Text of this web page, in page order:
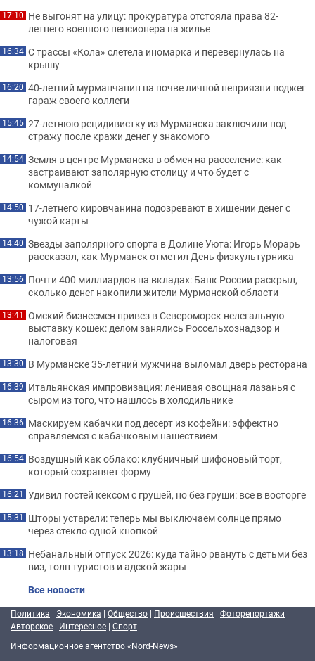
17:10 Не выгонят на улицу: прокуратура отстояла права 82-
летнего военного пенсионера на жилье
16:34 С трассы «Кола» слетела иномарка и перевернулась на
крышу
16:20 40-летний мурманчанин на почве личной неприязни поджег
гараж своего коллеги
15:45 27-летнюю рецидивистку из Мурманска заключили под
стражу после кражи денег у знакомого
14:54 Земля в центре Мурманска в обмен на расселение: как
застраивают заполярную столицу и что будет с
коммуналкой
14:50 17-летнего кировчанина подозревают в хищении денег с
чужой карты
14:40 Звезды заполярного спорта в Долине Уюта: Игорь Морарь
рассказал, как Мурманск отметил День физкультурника
13:56 Почти 400 миллиардов на вкладах: Банк России раскрыл,
сколько денег накопили жители Мурманской области
13:41 Омский бизнесмен привез в Североморск нелегальную
выставку кошек: делом занялись Россельхознадзор и
налоговая
13:30 В Мурманске 35-летний мужчина выломал дверь ресторана
16:39 Итальянская импровизация: ленивая овощная лазанья с
сыром из того, что нашлось в холодильнике
16:36 Маскируем кабачки под десерт из кофейни: эффектно
справляемся с кабачковым нашествием
16:54 Воздушный как облако: клубничный шифоновый торт,
который сохраняет форму
16:21 Удивил гостей кексом с грушей, но без груши: все в восторге
15:31 Шторы устарели: теперь мы выключаем солнце прямо
через стекло одной кнопкой
13:18 Небанальный отпуск 2026: куда тайно рвануть с детьми без
виз, толп туристов и адской жары
Все новости
Политика | Экономика | Общество | Происшествия | Фоторепортажи |
Авторское | Интересное | Спорт
Информационное агентство «Nord-News»